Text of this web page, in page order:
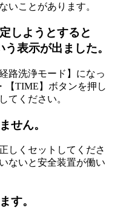
いことがあります。
しようとすると
表示が出ました。
路洗浄モード】になっ
【TIME】ボタンを押し
てください。
せん。
しくセットしてくださ
ないと安全装置が働い
す。